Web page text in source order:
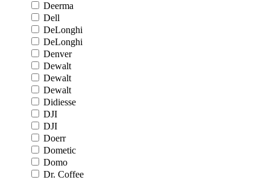
Deerma
Dell
DeLonghi
DeLonghi
Denver
Dewalt
Dewalt
Dewalt
Didiesse
DJI
DJI
Doerr
Dometic
Domo
Dr. Coffee